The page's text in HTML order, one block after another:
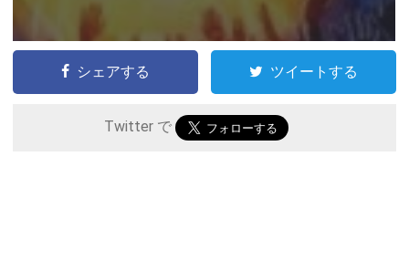
シェアする ツイートする
Twitter で